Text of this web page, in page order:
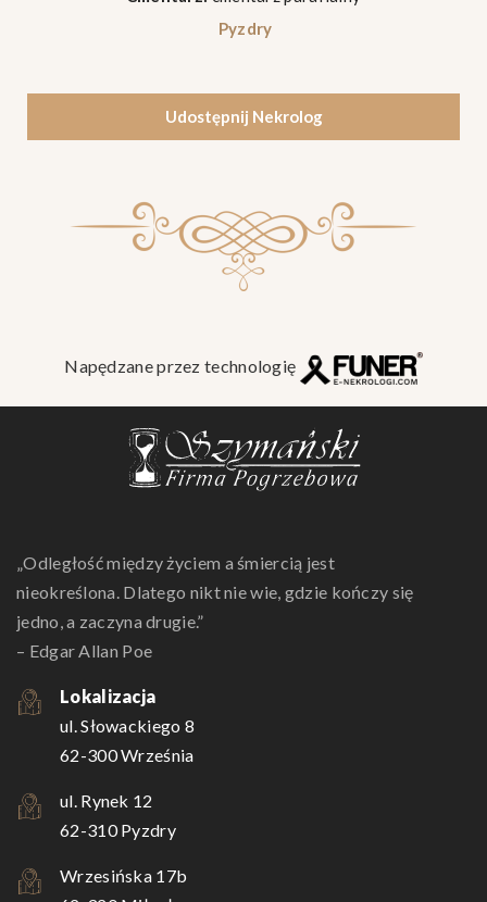
Pyzdry
Udostępnij Nekrolog
Napędzane przez technologię
„Odległość między życiem a śmiercią jest
nieokreślona. Dlatego nikt nie wie, gdzie kończy się
jedno, a zaczyna drugie.”
– Edgar Allan Poe
Lokalizacja
ul. Słowackiego 8
62-300 Września
ul. Rynek 12
62-310 Pyzdry
Wrzesińska 17b